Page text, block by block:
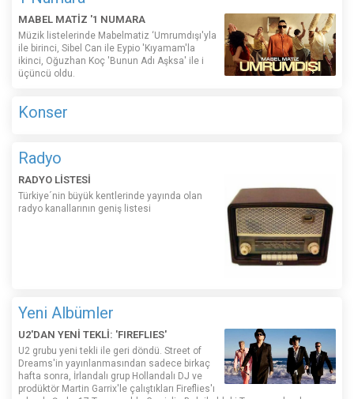
MABEL MATİZ '1 NUMARA
Müzik listelerinde Mabelmatiz ‘Umrumdışı'yla
ile birinci, Sibel Can ile Eypio 'Kıyamam'la
ikinci, Oğuzhan Koç 'Bunun Adı Aşksa' ile i
üçüncü oldu.
Konser
Radyo
RADYO LİSTESİ
Türkiye´nin büyük kentlerinde yayında olan
radyo kanallarının geniş listesi
Yeni Albümler
U2'DAN YENİ TEKLİ: 'FIREFLIES'
U2 grubu yeni tekli ile geri döndü. Street of
Dreams'in yayınlanmasından sadece birkaç
hafta sonra, İrlandalı grup Hollandalı DJ ve
prodüktör Martin Garrix'le çalıştıkları Fireflies'ı